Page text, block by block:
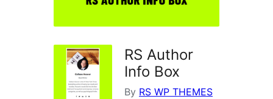
RS Author
Info Box
By RS WP THEMES